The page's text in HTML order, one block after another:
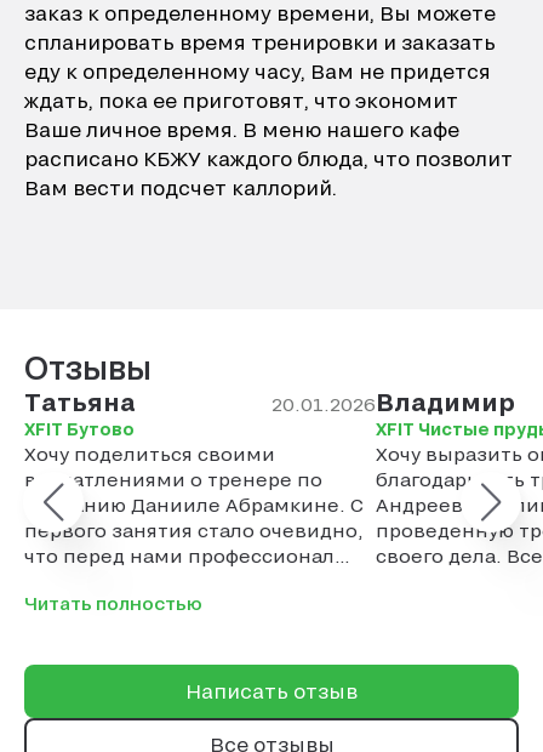
заказ к определенному времени, Вы можете
спланировать время тренировки и заказать
еду к определенному часу, Вам не придется
ждать, пока ее приготовят, что экономит
Ваше личное время. В меню нашего кафе
расписано КБЖУ каждого блюда, что позволит
Вам вести подсчет каллорий.
Отзывы
Татьяна 20.01.2026
XFIT Бутово
Хочу поделиться своими
впечатлениями о тренере по
плаванию Данииле Абрамкине. С
первого занятия стало очевидно,
что перед нами профессионал
отметить его индивидуальный
умение тренера создавать
комфортную атмосферу на
занятиях. Никаких криков и
Читать полностью
Владимир
XFIT Чистые
Хочу выразить
благодарность
Андреевой
проведенную
своего дела.
Написать отзыв
Все отзывы